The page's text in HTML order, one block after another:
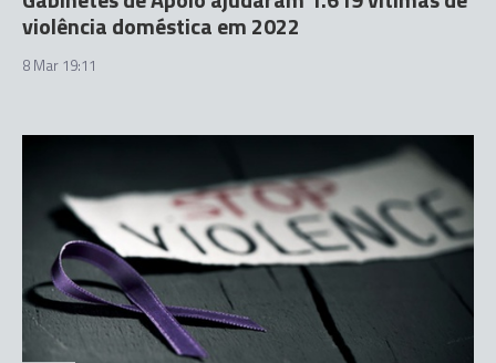
violência doméstica em 2022
8 Mar 19:11